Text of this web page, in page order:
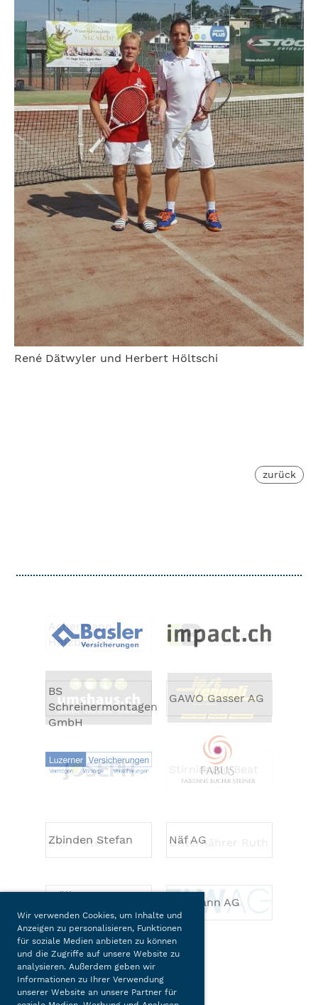
Wir verwenden Cookies, um Inhalte und
Anzeigen zu personalisieren, Funktionen
für soziale Medien anbieten zu können
und die Zugriffe auf unsere Website zu
analysieren. Außerdem geben wir
Informationen zu Ihrer Verwendung
unserer Website an unsere Partner für
René Dätwyler und Herbert Höltschi
zurück
BS
Schreinermontagen
GmbH
GAWO Gasser AG
Zbinden Stefan Näf AG
Müller +
Zihlmann AG
Zihlmann AG
Copyright @ TC Wolhusen